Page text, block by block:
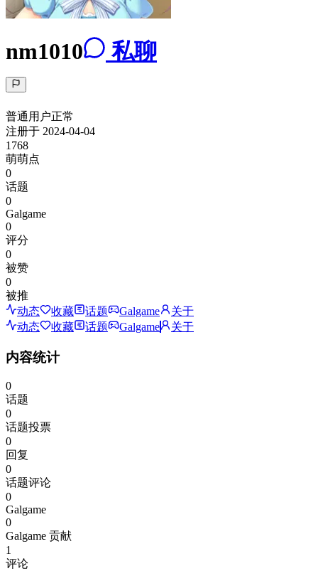
nm1010 私聊
普通用户正常
注册于 2024-04-04
1768
萌萌点
0
话题
0
Galgame
0
评分
0
被赞
0
被推
动态
收藏 话题 Galgame
关于
动态
收藏 话题 Galgame 关于
内容统计
0
话题
0
话题投票
0
回复
0
话题评论
0
Galgame
0
Galgame 贡献
1
评论